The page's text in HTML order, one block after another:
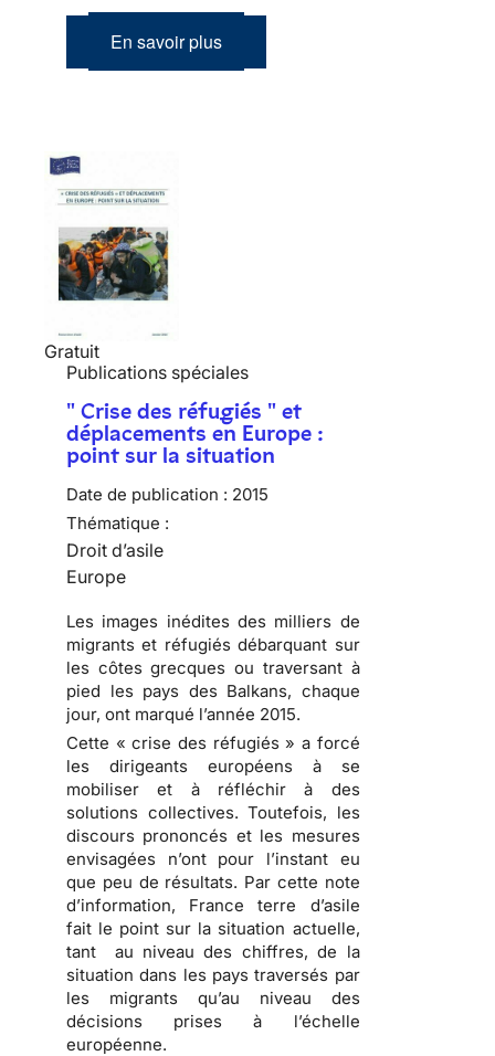
En savoir plus
Gratuit
Publications spéciales
" Crise des réfugiés " et
déplacements en Europe :
point sur la situation
Date de publication : 2015
Thématique :
Droit d’asile
Europe
Les images inédites des milliers de
migrants et réfugiés débarquant sur
les côtes grecques ou traversant à
pied les pays des Balkans, chaque
jour, ont marqué l’année 2015.
Cette « crise des réfugiés » a forcé
les dirigeants européens à se
mobiliser et à réfléchir à des
solutions collectives. Toutefois, les
discours prononcés et les mesures
envisagées n’ont pour l’instant eu
que peu de résultats. Par cette note
d’information, France terre d’asile
fait le point sur la situation actuelle,
tant au niveau des chiffres, de la
situation dans les pays traversés par
les migrants qu’au niveau des
décisions prises à l’échelle
européenne.